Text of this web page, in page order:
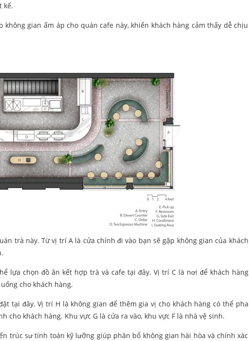
kế.
gian ấm áp cho quán cafe này, khiến khách hàng cảm thấy dễ chịu
trà này. Từ vị trí A là cửa chính đi vào bạn sẽ gặp không gian của khách
lựa chọn đồ ăn kết hợp trà và cafe tại đây. Vị trí C là nơi để khách hàng
cho khách hàng.
tại đây. Vị trí H là không gian để thêm gia vị cho khách hàng có thể pha
cho khách hàng. Khu vực G là cửa ra vào, khu vực F là nhà vệ sinh.
trúc sư tính toán kỹ lưỡng giúp phân bổ không gian hài hòa và chính xác